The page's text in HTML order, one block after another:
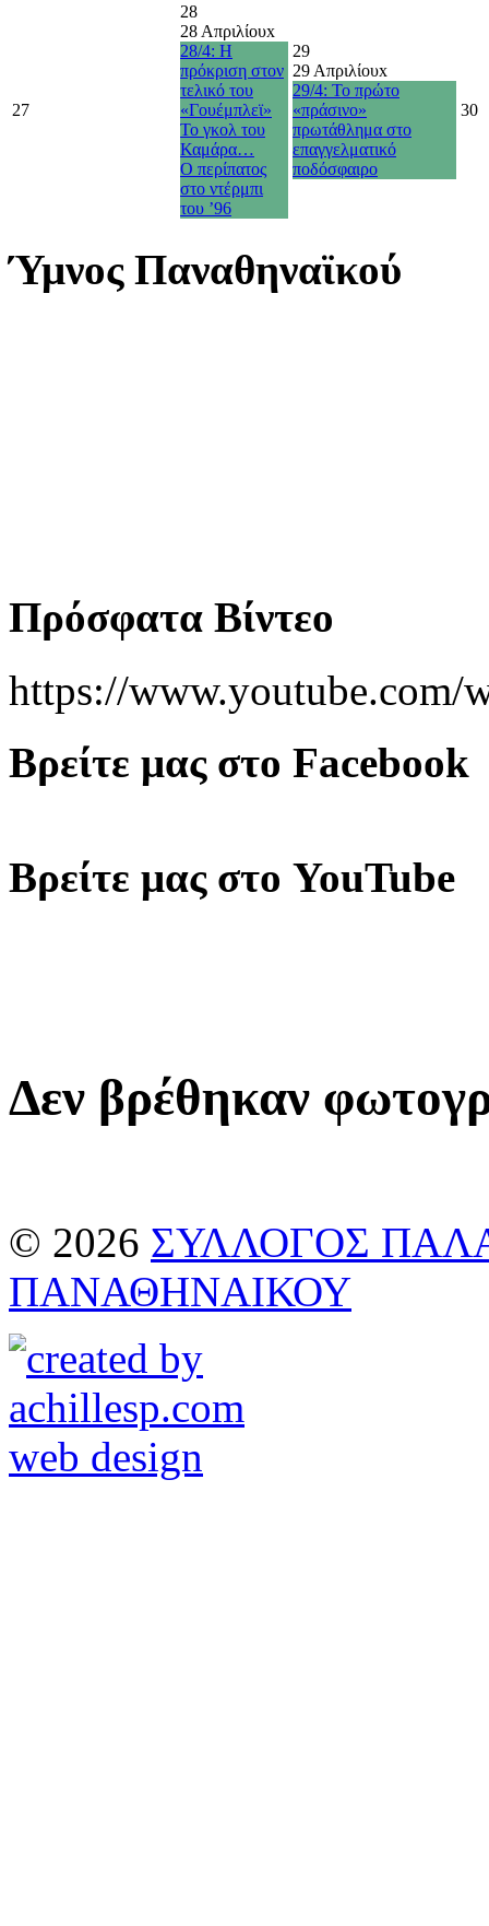
27
28
28 Απριλίουx
28/4: Η
πρόκριση στον
τελικό του
«Γουέμπλεϊ»
Το γκολ του
Καμάρα…
O περίπατος
στο ντέρμπι
του ’96
29
29 Απριλίουx
29/4: Το πρώτο
«πράσινο»
πρωτάθλημα στο
επαγγελματικό
ποδόσφαιρο
30
Ύμνος Παναθηναϊκού
Πρόσφατα Βίντεο
https://
Βρείτε μας στο Facebook
Βρείτε μας στο YouTube
Δεν βρέθηκαν
© 2026 ΣΥΛΛΟΓΟΣ
ΠΑΝΑΘΗΝΑΙΚΟΥ